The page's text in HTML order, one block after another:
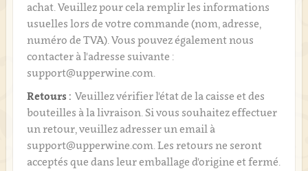
achat. Veuillez pour cela remplir les informations
usuelles lors de votre commande (nom, adresse,
numéro de TVA). Vous pouvez également nous
contacter à l'adresse suivante :
support@upperwine.com.
Retours : Veuillez vérifier l'état de la caisse et des
bouteilles à la livraison. Si vous souhaitez effectuer
un retour, veuillez adresser un email à
support@upperwine.com. Les retours ne seront
acceptés que dans leur emballage d'origine et fermé.